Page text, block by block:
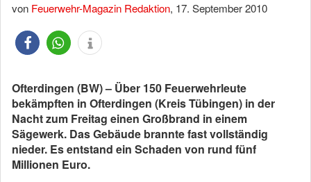
von Feuerwehr-Magazin Redaktion, 17. September 2010
Ofterdingen (BW) – Über 150 Feuerwehrleute
bekämpften in Ofterdingen (Kreis Tübingen) in der
Nacht zum Freitag einen Großbrand in einem
Sägewerk. Das Gebäude brannte fast vollständig
nieder. Es entstand ein Schaden von rund fünf
Millionen Euro.